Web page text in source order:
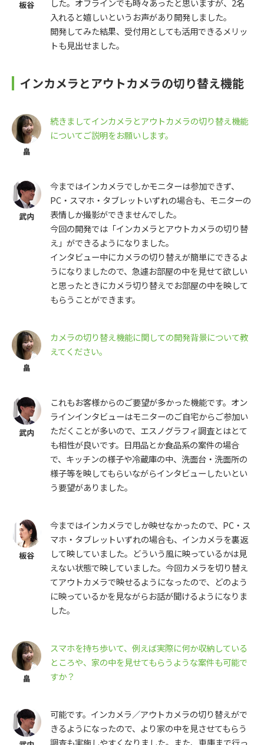
した。オフラインでも時々あったと思いますが、2名
入れると嬉しいというお声があり開発しました。
開発してみた結果、受付用としても活用できるメリッ
トも見出せました。
インカメラとアウトカメラの切り替え機能
続きましてインカメラとアウトカメラの切り替え機能
についてご説明をお願いします。
今まではインカメラでしかモニターは参加できず、
PC・スマホ・タブレットいずれの場合も、モニターの
表情しか撮影ができませんでした。
今回の開発では「インカメラとアウトカメラの切り替
え」ができるようになりました。
インタビュー中にカメラの切り替えが簡単にできるよ
うになりましたので、急遽お部屋の中を見せて欲しい
と思ったときにカメラ切り替えでお部屋の中を映して
もらうことができます。
カメラの切り替え機能に関しての開発背景について教
えてください。
これもお客様からのご要望が多かった機能です。オン
ラインインタビューはモニターのご自宅からご参加い
ただくことが多いので、エスノグラフィ調査とはとて
も相性が良いです。日用品とか食品系の案件の場合
で、キッチンの様子や冷蔵庫の中、洗面台・洗面所の
様子等を映してもらいながらインタビューしたいとい
う要望がありました。
今まではインカメラでしか映せなかったので、PC・ス
マホ・タブレットいずれの場合も、インカメラを裏返
して映していました。どういう風に映っているかは見
えない状態で映していました。今回カメラを切り替え
てアウトカメラで映せるようになったので、どのよう
に映っているかを見ながらお話が聞けるようになりま
した。
スマホを持ち歩いて、例えば実際に何か収納している
ところや、家の中を見せてもらうような案件も可能で
すか？
可能です。インカメラ／アウトカメラの切り替えがで
きるようになったので、より家の中を見させてもらう
調査も実施しやすくなりました。また、車庫まで行っ